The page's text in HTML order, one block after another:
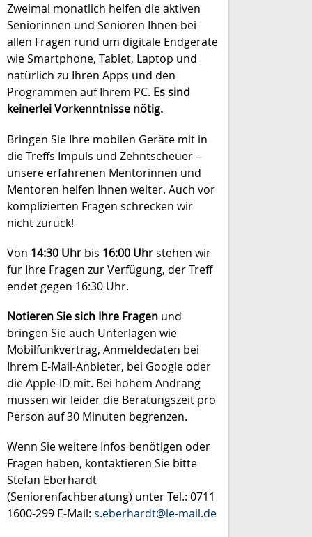
Zweimal monatlich helfen die aktiven
Seniorinnen und Senioren Ihnen bei
allen Fragen rund um digitale Endgeräte
wie Smartphone, Tablet, Laptop und
natürlich zu Ihren Apps und den
Programmen auf Ihrem PC. Es sind
keinerlei Vorkenntnisse nötig.
Bringen Sie Ihre mobilen Geräte mit in
die Treffs Impuls und Zehntscheuer –
unsere erfahrenen Mentorinnen und
Mentoren helfen Ihnen weiter. Auch vor
komplizierten Fragen schrecken wir
nicht zurück!
Von 14:30 Uhr bis 16:00 Uhrstehen wir
für Ihre Fragen zur Verfügung, der Treff
endet gegen 16:30 Uhr.
Notieren Sie sich Ihre Fragen und
bringen Sie auch Unterlagen wie
Mobilfunkvertrag, Anmeldedaten bei
Ihrem E-Mail-Anbieter, bei Google oder
die Apple-ID mit. Bei hohem Andrang
müssen wir leider die Beratungszeit pro
Person auf 30 Minuten begrenzen.
Wenn Sie weitere Infos benötigen oder
Fragen haben, kontaktieren Sie bitte
Stefan Eberhardt
(Seniorenfachberatung) unter Tel.: 0711
1600-299 E-Mail: s.eberhardt@le-mail.de